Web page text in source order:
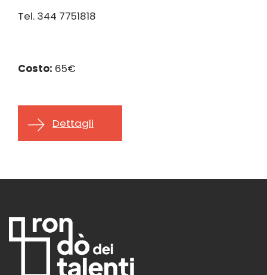
Tel. 344 7751818
Costo: 65€
Dettagli